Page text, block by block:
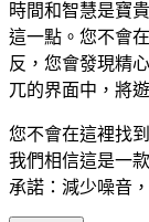
時間和智慧是寶
這一點。您不會
反，您會發現精
兀的界面中，將
您不會在這裡找
我們相信這是一
承諾：減少噪音